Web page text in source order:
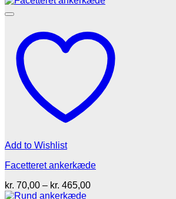
Add to Wishlist
Facetteret ankerkæde
kr. 70,00 – kr. 465,00Prisinterval: